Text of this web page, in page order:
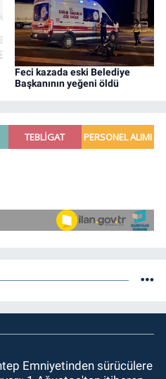
Feci kazada eski Belediye
Başkanının yeğeni öldü
Emniyetinden sürücülere